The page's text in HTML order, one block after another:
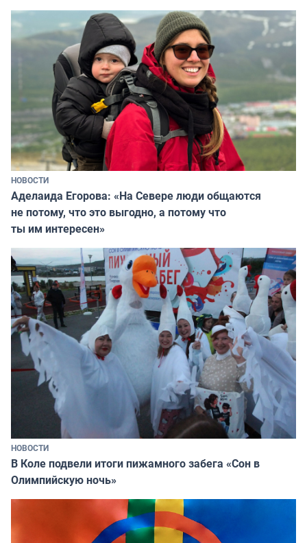
НОВОСТИ
Аделаида Егорова: «На Севере люди общаются
не потому, что это выгодно, а потому что
ты им интересен»
НОВОСТИ
В Коле подвели итоги пижамного забега «Сон в
Олимпийскую ночь»